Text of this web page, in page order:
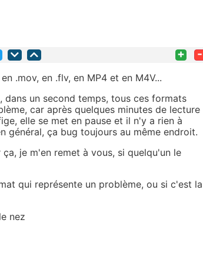
+ -
.mov, en .flv, en MP4 et en M4V...
un second temps, tous ces formats
car après quelques minutes de lecture
elle se met en pause et il n'y a rien à
général, ça bug toujours au même endroit.
je m'en remet à vous, si quelqu'un le
qui représente un problème, ou si c'est la